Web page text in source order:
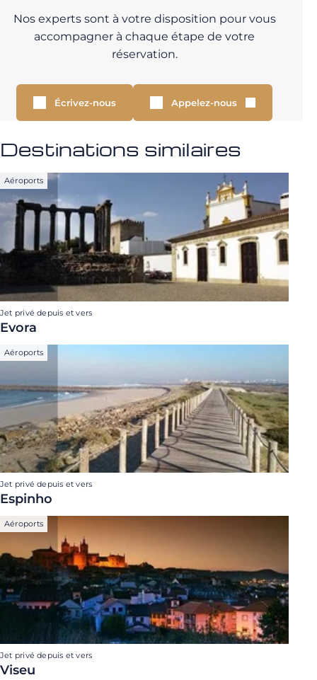
Nos experts sont à votre disposition pour vous
accompagner à chaque étape de votre
réservation.
Écrivez-nous Appelez-nous
Destinations similaires
Aéroports
Jet privé depuis et vers
Evora
Aéroports
Jet privé depuis et vers
Espinho
Aéroports
Jet privé depuis et vers
Viseu